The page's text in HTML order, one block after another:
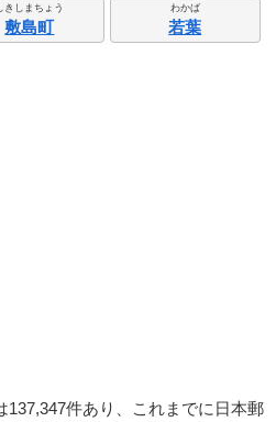
きしまちょう
敷島町
わかば
若葉
件あり、これまでに日本郵